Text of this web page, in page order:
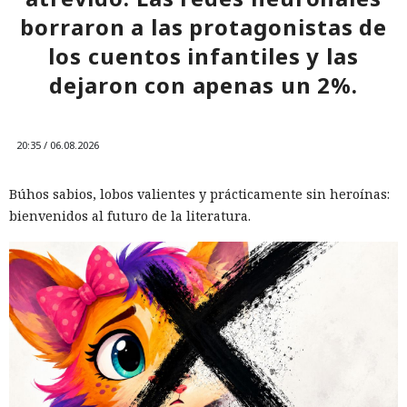
borraron a las protagonistas de
los cuentos infantiles y las
dejaron con apenas un 2%.
20:35 / 06.08.2026
Búhos sabios, lobos valientes y prácticamente sin heroínas:
bienvenidos al futuro de la literatura.